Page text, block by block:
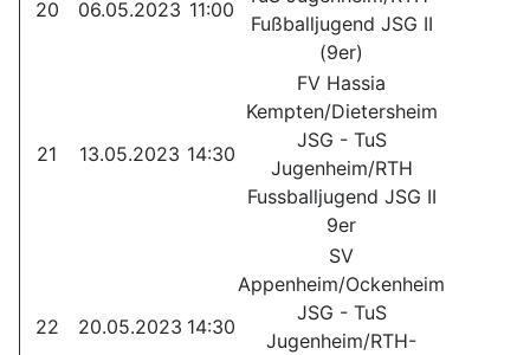
20 06.05.2023 11:00
Fußballjugend JSG II
(9er)
21 13.05.2023 14:30
FV Hassia
Kempten/Dietersheim
JSG - TuS
Jugenheim/RTH
Fussballjugend JSG II
9er
22 20.05.2023 14:30
SV
Appenheim/Ockenheim
JSG - TuS
Jugenheim/RTH-